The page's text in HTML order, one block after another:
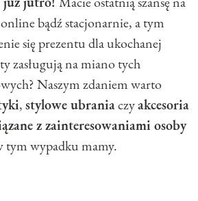
bądź stacjonarnie, a tym
się prezentu dla ukochanej
zasługują na miano tych
Naszym zdaniem warto
,stylowe ubraniaczyakcesoria
z zainteresowaniami osoby
tym wypadku mamy.